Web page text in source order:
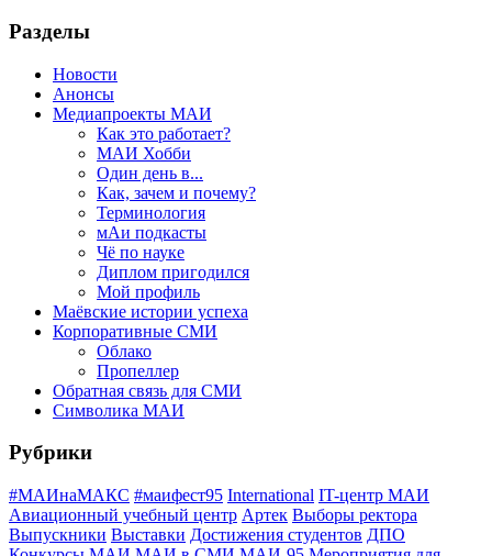
Разделы
Новости
Анонсы
Медиапроекты МАИ
Как это работает?
МАИ Хобби
Один день в...
Как, зачем и почему?
Терминология
мАи подкасты
Чё по науке
Диплом пригодился
Мой профиль
Маёвские истории успеха
Корпоративные СМИ
Облако
Пропеллер
Обратная связь для СМИ
Символика МАИ
Рубрики
#МАИнаМАКС #маифест95 International IT-центр МАИ
Авиационный учебный центр Артек Выборы ректора
Выпускники Выставки Достижения студентов ДПО